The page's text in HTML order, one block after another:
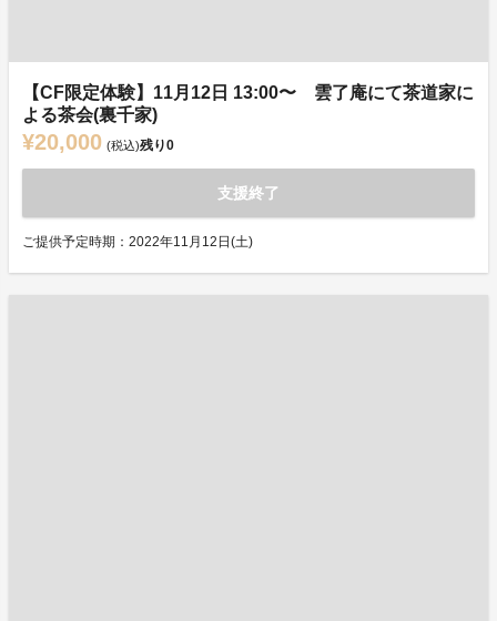
【CF限定体験】11月12日 13:00〜 雲了庵にて茶道家に
よる茶会(裏千家)
¥20,000 (税込)残り0
支援終了
ご提供予定時期：2022年11月12日(土)